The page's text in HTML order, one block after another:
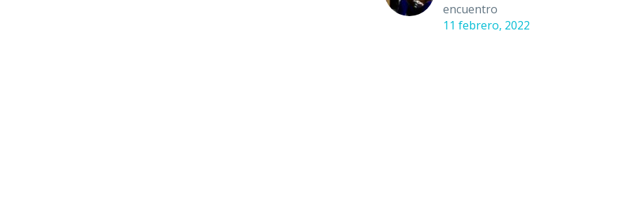
encuentro
11 febrero, 2022